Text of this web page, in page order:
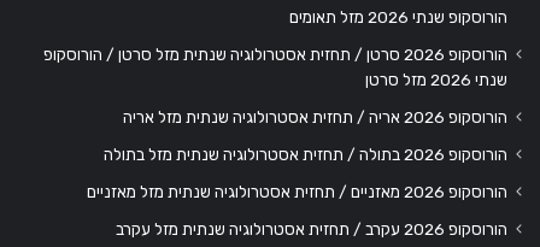
הורוסקופ שנתי 2026 מזל תאומים
הורוסקופ 2026 סרטן / תחזית אסטרולוגיה שנתית מזל סרטן / הורוסקופ
שנתי 2026 מזל סרטן
הורוסקופ 2026 אריה / תחזית אסטרולוגיה שנתית מזל אריה
הורוסקופ 2026 בתולה / תחזית אסטרולוגיה שנתית מזל בתולה
הורוסקופ 2026 מאזניים / תחזית אסטרולוגיה שנתית מזל מאזניים
הורוסקופ 2026 עקרב / תחזית אסטרולוגיה שנתית מזל עקרב